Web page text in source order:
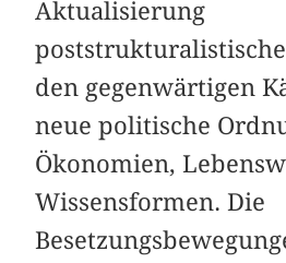
Aktualisierung
den gegenwärtigen
neue politische
Ökonomien,
Wissensformen. Die